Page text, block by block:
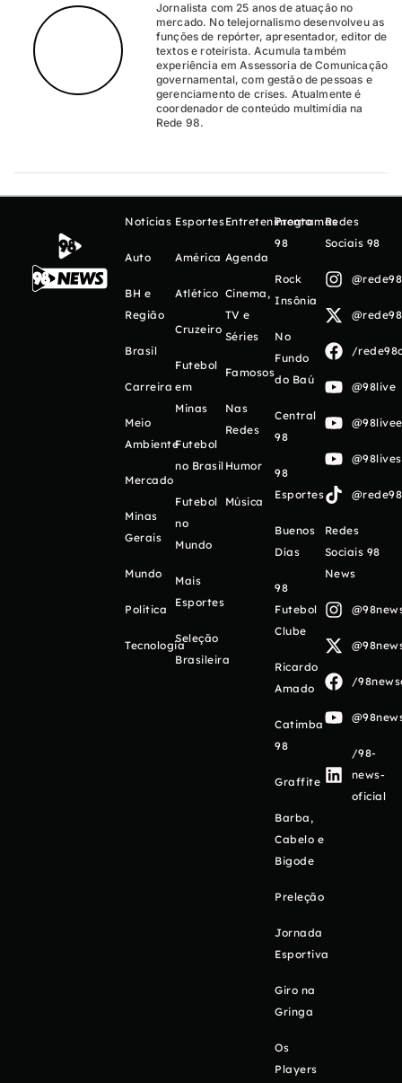
Jornalista com 25 anos de atuação no
mercado. No telejornalismo desenvolveu as
funções de repórter, apresentador, editor de
textos e roteirista. Acumula também
experiência em Assessoria de Comunicação
governamental, com gestão de pessoas e
gerenciamento de crises. Atualmente é
coordenador de conteúdo multimídia na
Rede 98.
Notícias
Auto
BH e
Região
Brasil
Carreira
Meio
Ambiente
Mercado
Minas
Gerais
Mundo
Política
Tecnologia
Esportes
América
Atlético
Cruzeiro
Futebol
em
Minas
Futebol
no Brasil
Futebol
no
Mundo
Mais
Esportes
Seleção
Brasileira
Entretenimento
Agenda
Cinema,
TV e
Séries
Famosos
Nas
Redes
Humor
Música
Programas
98
Rock
Insônia
No
Fundo
do Baú
Central
98
98
Esportes
Buenos
Días
98
Futebol
Clube
Ricardo
Amado
Catimba
98
Graffite
Barba,
Cabelo e
Bigode
Preleção
Jornada
Esportiva
Giro na
Gringa
Os
Players
Redes
Sociais 98
/
@98live
Redes
Sociais 98
News
/
/98-
news-
oficial